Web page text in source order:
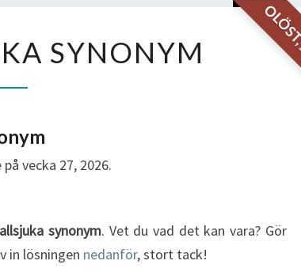
SYNONYMSYNONYM
vecka 27, 2026.
synonym. Vet du vad det kan vara? Gör
in lösningen nedanför, stort tack!